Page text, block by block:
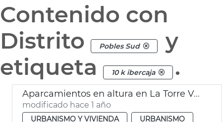
Contenido con
Distrito
Pobles Sud
y
etiqueta
10 k ibercaja .
Aparcamientos en altura en La Torre València
modificado hace 1 año
URBANISMO Y VIVIENDA
URBANISMO